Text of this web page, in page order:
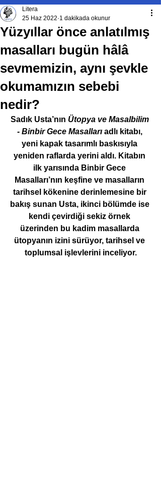
Yüzyıllar önce anlatılmış
masalları bugün hâlâ
sevmemizin, aynı şevkle
okumamızın sebebi
nedir?
Litera
25 Haz 2022 1 dakikada okunur
Sadık Usta’nın Ütopya ve Masalbilim
- Binbir Gece Masalları adlı kitabı,
yeni kapak tasarımlı baskısıyla
yeniden raflarda yerini aldı. Kitabın
ilk yarısında Binbir Gece
Masalları’nın keşfine ve masalların
tarihsel kökenine derinlemesine bir
bakış sunan Usta, ikinci bölümde ise
kendi çevirdiği sekiz örnek
üzerinden bu kadim masallarda
ütopyanın izini sürüyor, tarihsel ve
toplumsal işlevlerini inceliyor.